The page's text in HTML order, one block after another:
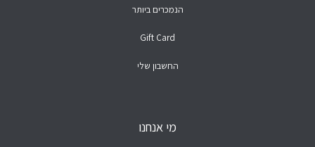
הנמכרים ביותר
Gift Card
החשבון שלי
מי אנחנו